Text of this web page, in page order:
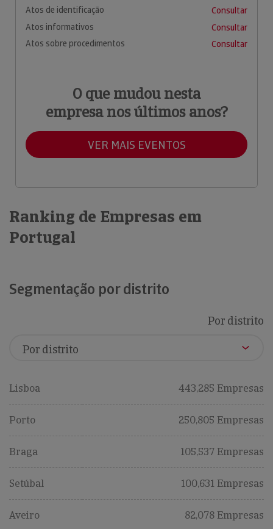
Atos de identificação
Consultar
Atos informativos
Consultar
Atos sobre procedimentos
Consultar
O que mudou nesta
empresa nos últimos anos?
VER MAIS EVENTOS
Ranking de Empresas em
Portugal
Segmentação por distrito
Por distrito
Lisboa 443,285 Empresas
Porto 250,805 Empresas
Braga 105,537 Empresas
Setúbal 100,631 Empresas
Aveiro 82,078 Empresas